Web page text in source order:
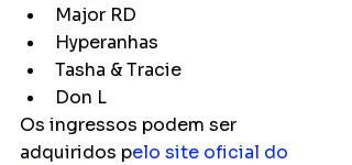
Major RD
Hyperanhas
Tasha & Tracie
Don L
Os ingressos podem ser
adquiridos pelo site oficial do